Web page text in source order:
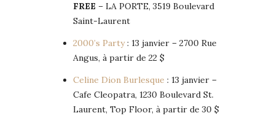
FREE – LA PORTE, 3519 Boulevard
Saint-Laurent
2000’s Party: 13 janvier – 2700 Rue
Angus, à partir de 22 $
Celine Dion Burlesque : 13 janvier –
Cafe Cleopatra, 1230 Boulevard St.
Laurent, Top Floor, à partir de 30 $